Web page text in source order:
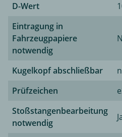
D-Wert
Eintragung in
Fahrzeugpapiere
notwendig
Kugelkopf abschließbar
Prüfzeichen
Stoßstangenbearbeitung
notwendig